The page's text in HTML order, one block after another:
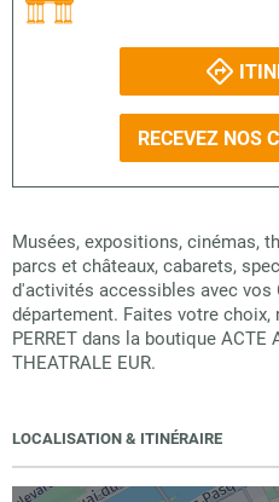
RECEVEZ NOS
Musées, expositions, cinémas,
parcs et châteaux, cabarets,
d'activités accessibles avec vos
département. Faites votre choix,
PERRET dans la boutique ACTE
THEATRALE EUR.
LOCALISATION & ITINÉRAIRE